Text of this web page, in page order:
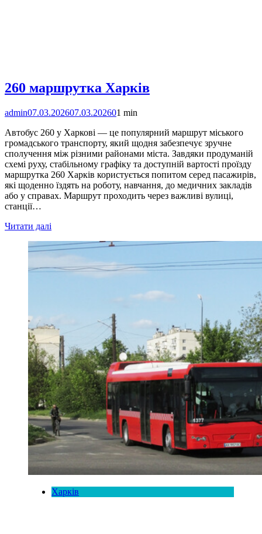
260 маршрутка Харків
admin07.03.202607.03.202601 min
Автобус 260 у Харкові — це популярний маршрут міського
громадського транспорту, який щодня забезпечує зручне
сполучення між різними районами міста. Завдяки продуманій
схемі руху, стабільному графіку та доступній вартості проїзду
маршрутка 260 Харків користується попитом серед пасажирів,
які щоденно їздять на роботу, навчання, до медичних закладів
або у справах. Маршрут проходить через важливі вулиці,
станції…
Читати далі
Харків